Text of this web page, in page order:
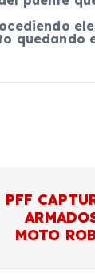
quedando
PFF
MOTO